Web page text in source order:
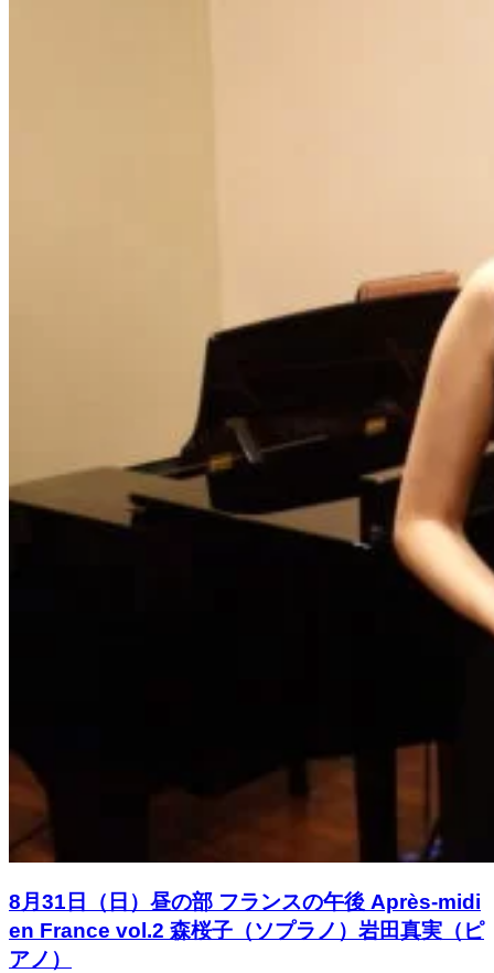
8月31日（日）昼の部 フランスの午後 Après-midi
en France vol.2 森桜子（ソプラノ）岩田真実（ピ
アノ）